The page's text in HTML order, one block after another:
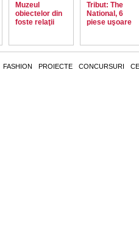
Muzeul
obiectelor din
foste relaţii
Tribut: The
National, 6
piese uşoare
FASHION PROIECTE CONCURSURI